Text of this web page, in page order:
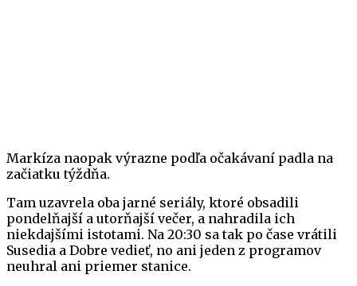
Markíza naopak výrazne podľa očakávaní padla na
začiatku týždňa.
Tam uzavrela oba jarné seriály, ktoré obsadili
pondelňajší a utorňajší večer, a nahradila ich
niekdajšími istotami. Na 20:30 sa tak po čase vrátili
Susedia a Dobre vedieť, no ani jeden z programov
neuhral ani priemer stanice.